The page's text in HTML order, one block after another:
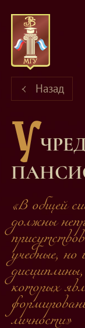
Назад
У
«В общей
должны
учебные, но
которых
личности»